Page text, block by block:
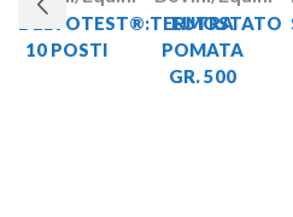
DELVOTEST®:TERMOSTATO
10 POSTI
EUTRA
POMATA
GR. 500